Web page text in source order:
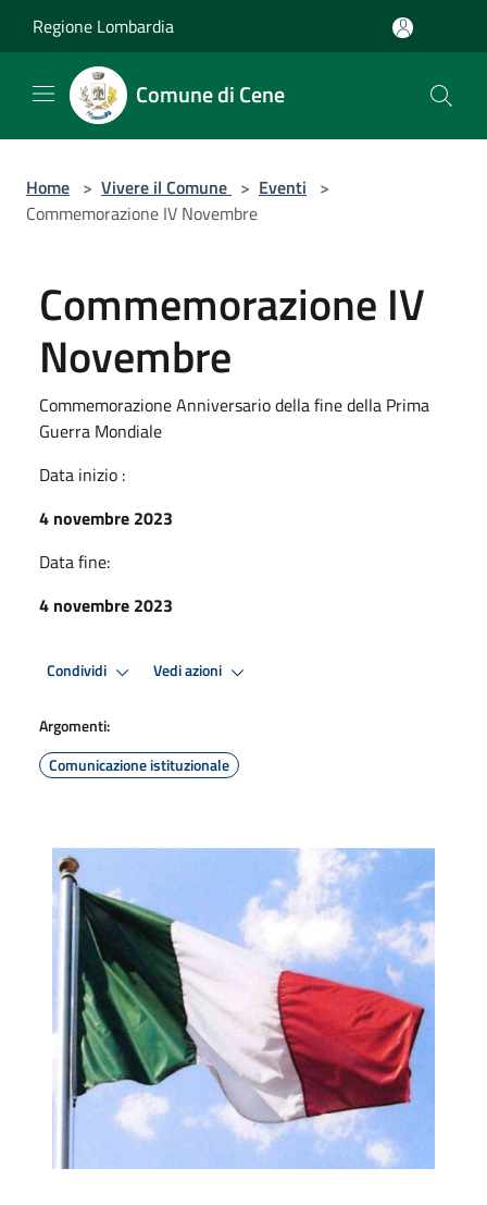
Regione Lombardia
Comune di Cene
Home > Vivere il Comune > Eventi >
Commemorazione IV Novembre
Commemorazione IV
Novembre
Commemorazione Anniversario della fine della Prima
Guerra Mondiale
Data inizio :
4 novembre 2023
Data fine:
4 novembre 2023
Condividi Vedi azioni
Argomenti:
Comunicazione istituzionale